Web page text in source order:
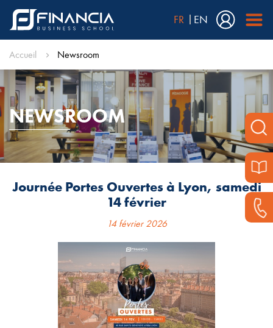
FR EN
Accueil Newsroom
NEWSROOM
Journée Portes Ouvertes à Lyon, samedi
14 février
14 février 2026